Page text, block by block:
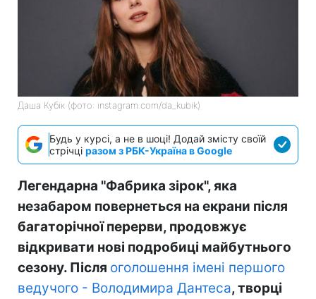
Даша Кубік (фото: instagram.com/da_kubik)
Будь у курсі, а не в шоці! Додай змісту своїй
стрічці разом з РБК-Україна в Google
Легендарна "Фабрика зірок", яка
незабаром повернеться на екрани після
багаторічної перерви, продовжує
відкривати нові подробиці майбутнього
сезону. Після оголошення імені першого
ведучого - Володимира Дантеса, творці